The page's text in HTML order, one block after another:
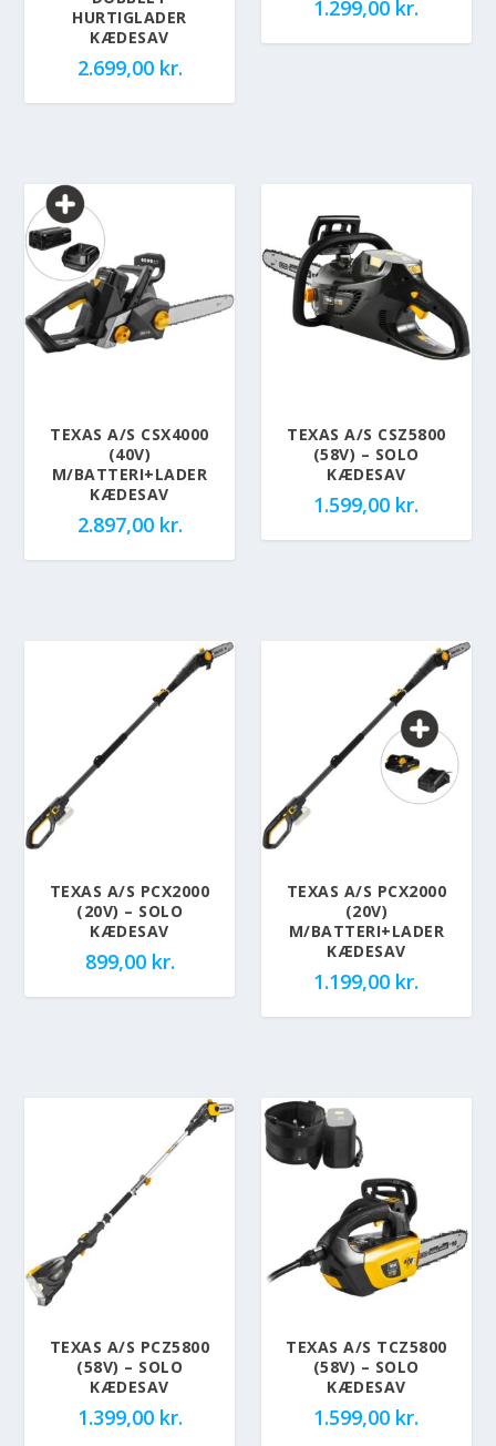
HURTIGLADER
KÆDESAV
2.699,00 kr.
1.299,00 kr.
TEXAS A/S CSX4000
(40V)
M/BATTERI+LADER
KÆDESAV
2.897,00 kr.
TEXAS A/S CSZ5800
(58V) – SOLO
KÆDESAV
1.599,00 kr.
TEXAS A/S PCX2000
(20V) – SOLO
KÆDESAV
899,00 kr.
TEXAS A/S PCX2000
(20V)
M/BATTERI+LADER
KÆDESAV
1.199,00 kr.
TEXAS A/S PCZ5800
(58V) – SOLO
KÆDESAV
1.399,00 kr.
TEXAS A/S TCZ5800
(58V) – SOLO
KÆDESAV
1.599,00 kr.